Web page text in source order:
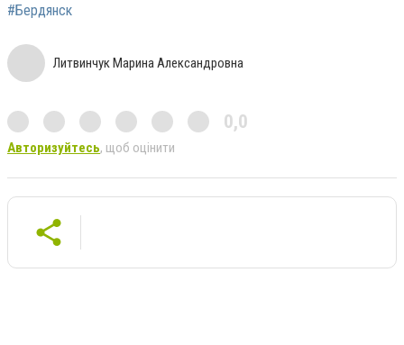
#Бердянск
Литвинчук Марина Александровна
0,0
Авторизуйтесь, щоб оцінити